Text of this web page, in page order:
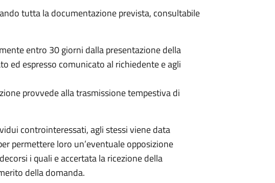
tutta la documentazione prevista, consultabile
entro 30 giorni dalla presentazione della
ed espresso comunicato al richiedente e agli
provvede alla trasmissione tempestiva di
controinteressati, agli stessi viene data
permettere loro un’eventuale opposizione
i quali e accertata la ricezione della
della domanda.